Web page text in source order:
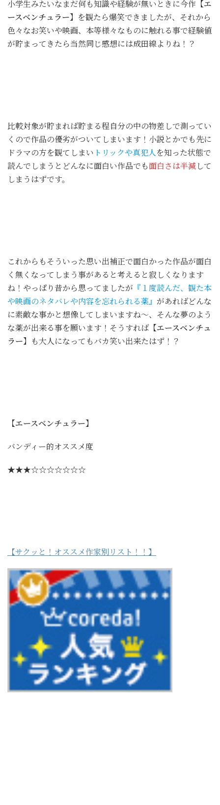
小学生みたいなまだ何も知識や経験が無いときに今作 【エ
ースベンチュラー】 を観たら爆笑できましたが、それから
色々なお笑いや映画、本等様々なものに触れる事で経験値
が貯まってきたら当然同じ感想には成田線よりね！？
比較対象が貯まれば貯まる程自分の中の物差しで測ってい
くので作品の優劣がついてしまいます！小説とかでも先に
ドラマの方を観てしまい トリックや真犯人を知った状態で
読んでしまうとどんなに面白い作品でも面白さは半減して
しまうはずです。
これからもそういった思い出補正で面白かった作品が面白
く無くなってしまう事があると考えると寂しくなります
ね！やっぱり昔から思ってましたが 『１度読んだ、観た本
や映画のネタバレや内容を忘れられる薬』 があればどんな
に素敵な事かと想像してしまいますね～、そんな夢のよう
な薬が出来る事を願います！そうすれば【エースベンチュ
ラー】 も大人になってもバカ笑い出来たはず！？
【エースベンチュラー】
バンディー的オススメ度
★★★☆☆☆☆☆☆☆
【サクッと！オススメ作家別リスト！！】